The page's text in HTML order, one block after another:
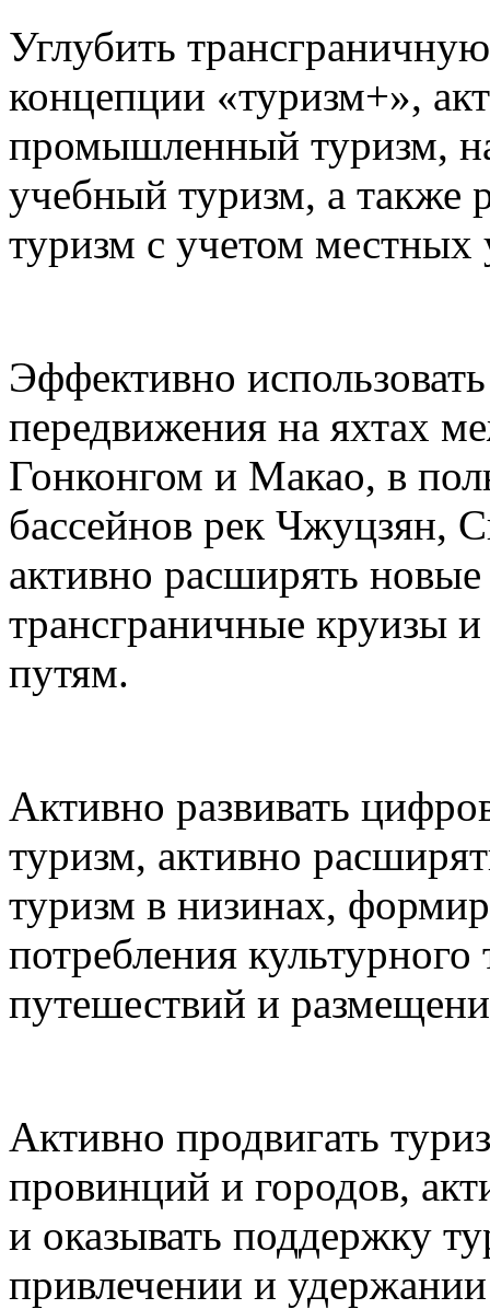
Углубить
концепции «туризм+»,
промышленный туризм,
учебный туризм, а также
туризм с учетом местных
Эффективно
передвижения на яхтах
Гонконгом и Макао, в
бассейнов рек Чжуцзян,
активно расширять
трансграничные круизы
путям.
Активно развивать
туризм, активно
туризм в низинах,
потребления
путешествий и
Активно продвигать
провинций и городов,
и оказывать поддержку
привлечении и